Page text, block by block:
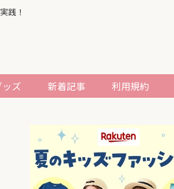
践！
ズ 新着記事 利用規約